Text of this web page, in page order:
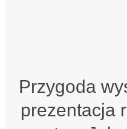
Przygoda
prezentacja